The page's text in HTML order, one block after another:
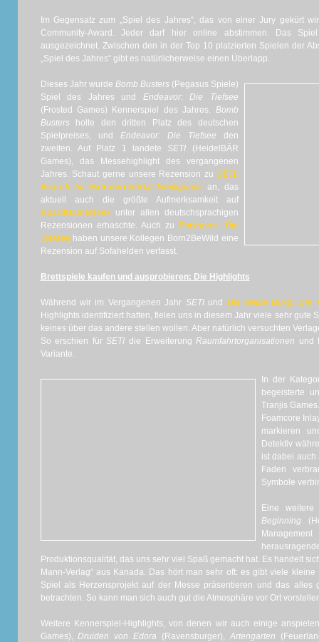
Im Gegensatz zum „Spiel des Jahres“, das von einer Jury gekürt
Community-Award. Jeder darf hier online abstimmen. Das
ausgezeichnet. Zwischen den in der Top 10 platzierten Spielen der
„Spiel des Jahres“ gibt es natürlicherweise einen Überlapp.
Dieses Jahr wurde Bomb Busters(Pegasus Spiele)
Spiel des Jahres und Endeavor: Die Tiefsee
(Frosted Games) Kennerspiel des Jahres. Bomb
Bustersholte den dritten Platz des deutschen
Spielpreises, und Endeavor: Die Tiefsee den
zweiten. Auf Platz 1 landete SETI (HeidelBÄR
Games), das Messehighlight des vergangenen
Jahres. Schaut gerne unsere Rezension zu SETI:
Search for Extraterrestrial Intelligence an, das
aktuell auch die größte Aufmerksamkeit auf
BoardGameGeek unter allen deutschsprachigen
Rezensionen erhaschte. Auch zu Endeavor: Die
Tiefseehaben unsere Kollegen Born2BeWild eine
Rezension auf Sofahelden verfasst.
Brettspiele kaufen und ausprobieren: Die Highlights
Während wir im Vergangenen Jahr SETIund Die weiße Burg: Die
Highlights identifiziert hatten, fielen uns in diesem Jahr viele sehr gute
keines über das andere stellen wollen. Aber natürlich versuchten
So erschien für SETI die ErweiterungRaumfahrtorganisationen und
Variante.
In der
begeisterte
Tranjis
Foamcore
markieren
Detektiv
ist dabei auch
Faden
Symbole
Eine
Beginning
Produktionsqualität, das uns sehr viel Spaß gemacht hat. Es handelt
Mann-Verlag“ aus Kanada. Das hört man sehr oft: es gibt viele
Spiel als Herzensprojekt auf der Messe präsentieren und das
betrachten. So kann man sich auch gut die Atmosphäre vor Ort
Weitere Kennerspiel-Highlights, von denen wir auch einige
Games),Druiden von Edora (Ravensburger),Artengarten